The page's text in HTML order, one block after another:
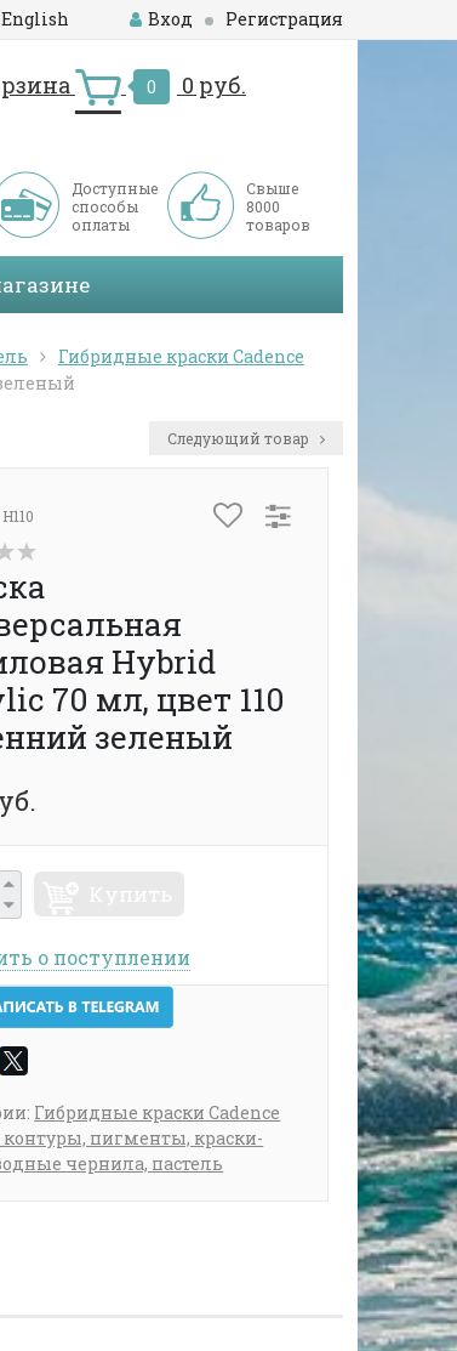
Вход Регистрация
0 0 руб.
Доступные
способы
оплаты
Свыше
8000
товаров
Гибридные краски Cadence
Следующий товар
H110
Hybrid
70 мл, цвет 110
зеленый
о поступлении
Гибридные краски Cadence
контуры, пигменты, краски-
чернила, пастель